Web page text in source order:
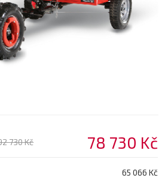
730 Kč 78 730 Kč
65 066 Kč